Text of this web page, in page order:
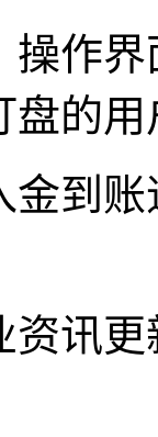
操作
盘的
金到
资讯